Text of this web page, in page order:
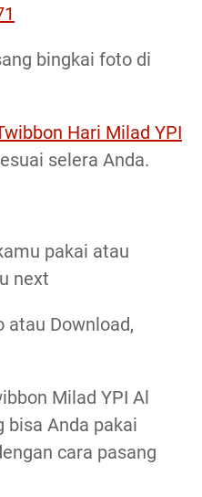
bingkai foto di
Hari Milad YPI
selera Anda.
pakai atau
next
atau Download,
Milad YPI Al
bisa Anda pakai
cara pasang